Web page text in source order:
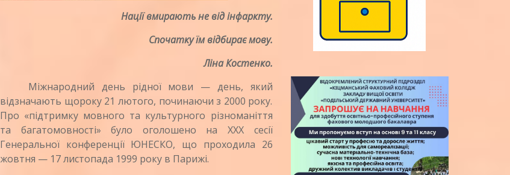
Нації вмирають не від інфаркту.
Спочатку їм відбирає мову.
Ліна Костенко.
Міжнародний день рідної мови — день, який
відзначають щороку 21 лютого, починаючи з 2000 року.
Про «підтримку мовного та культурного різноманіття
та багатомовності» було оголошено на ХХХ сесії
Генеральної конференції ЮНЕСКО, що проходила 26
жовтня — 17 листопада 1999 року в Парижі.